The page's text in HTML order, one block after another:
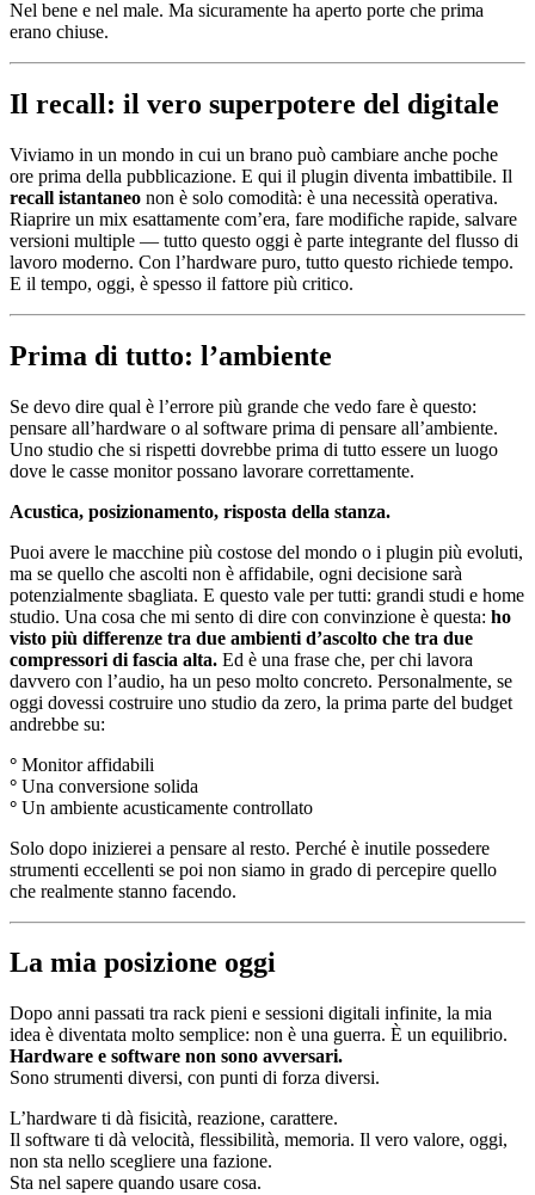
Nel bene e nel male. Ma sicuramente ha aperto porte che prima
erano chiuse.
Il recall: il vero superpotere del digitale
Viviamo in un mondo in cui un brano può cambiare anche poche
ore prima della pubblicazione. E qui il plugin diventa imbattibile. Il
recall istantaneo non è solo comodità: è una necessità operativa.
Riaprire un mix esattamente com’era, fare modifiche rapide, salvare
versioni multiple — tutto questo oggi è parte integrante del flusso di
lavoro moderno. Con l’hardware puro, tutto questo richiede tempo.
E il tempo, oggi, è spesso il fattore più critico.
Prima di tutto: l’ambiente
Se devo dire qual è l’errore più grande che vedo fare è questo:
pensare all’hardware o al software prima di pensare all’ambiente.
Uno studio che si rispetti dovrebbe prima di tutto essere un luogo
dove le casse monitor possano lavorare correttamente.
Acustica, posizionamento, risposta della stanza.
Puoi avere le macchine più costose del mondo o i plugin più evoluti,
ma se quello che ascolti non è affidabile, ogni decisione sarà
potenzialmente sbagliata. E questo vale per tutti: grandi studi e home
studio. Una cosa che mi sento di dire con convinzione è questa: ho
visto più differenze tra due ambienti d’ascolto che tra due
compressori di fascia alta. Ed è una frase che, per chi lavora
davvero con l’audio, ha un peso molto concreto. Personalmente, se
oggi dovessi costruire uno studio da zero, la prima parte del budget
andrebbe su:
° Monitor affidabili
° Una conversione solida
° Un ambiente acusticamente controllato
Solo dopo inizierei a pensare al resto. Perché è inutile possedere
strumenti eccellenti se poi non siamo in grado di percepire quello
che realmente stanno facendo.
La mia posizione oggi
Dopo anni passati tra rack pieni e sessioni digitali infinite, la mia
idea è diventata molto semplice: non è una guerra. È un equilibrio.
Hardware e software non sono avversari.
Sono strumenti diversi, con punti di forza diversi.
L’hardware ti dà fisicità, reazione, carattere.
Il software ti dà velocità, flessibilità, memoria. Il vero valore, oggi,
non sta nello scegliere una fazione.
Sta nel sapere quando usare cosa.